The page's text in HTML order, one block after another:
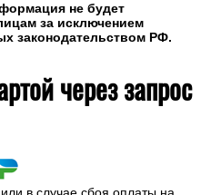
не будет
за исключением
законодательством РФ.
через запрос